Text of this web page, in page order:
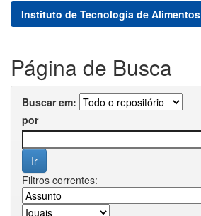
Instituto de Tecnologia de Alimentos
Página de Busca
Buscar em:
por
Filtros correntes: